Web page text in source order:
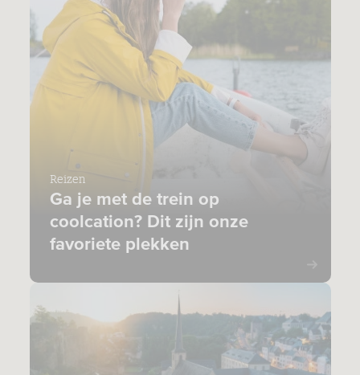
Ga je met de trein op
coolcation? Dit zijn onze
favoriete plekken
Reizen